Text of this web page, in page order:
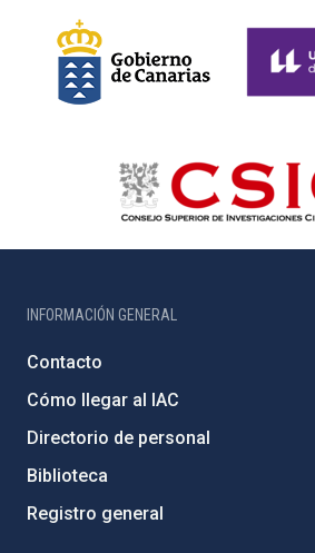
INFORMACIÓN GENERAL
Contacto
Cómo llegar al IAC
Directorio de personal
Biblioteca
Registro general